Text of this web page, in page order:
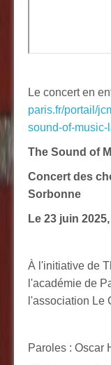
Le concert en
paris.fr/portail/
sound-of-
The Sound of
Concert des
Sorbonne
Le 23 juin
À l'initiative de
l'académie de
l'association Le
Paroles : Oscar